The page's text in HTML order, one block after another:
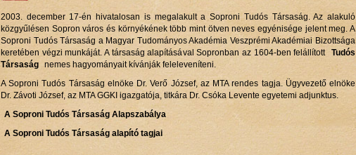
2003. december 17-én hivatalosan is megalakult a Soproni Tudós Társaság. Az alakuló
közgyűlésen Sopron város és környékének több mint ötven neves egyénisége jelent meg. A
Soproni Tudós Társaság a Magyar Tudományos Akadémia Veszprémi Akadémiai Bizottsága
keretében végzi munkáját. A társaság alapításával Sopronban az 1604-ben felállított Tudós
Társaság nemes hagyományait kívánják feleleveníteni.
A Soproni Tudós Társaság elnöke Dr. Verő József, az MTA rendes tagja. Ügyvezető elnöke
Dr. Závoti József, az MTA GGKI igazgatója, titkára Dr. Csóka Levente egyetemi adjunktus.
A Soproni Tudós Társaság Alapszabálya
A Soproni Tudós Társaság alapító tagjai